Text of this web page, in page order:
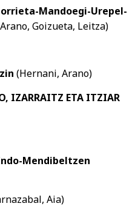
Mandoegi-Urepel-
Goizueta, Leitza)
(Hernani, Arano)
IZARRAITZ ETA ITZIAR
Mendibeltzen
Aia)